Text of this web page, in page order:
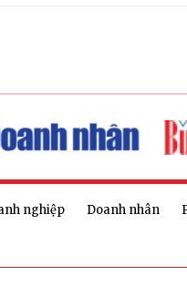
nghiệp Doanh nhân